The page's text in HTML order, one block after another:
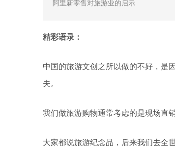
阿里新零售对旅游业的启示
精彩语录：
中国的旅游文创之所以做的不好，是
夫。
我们做旅游购物通常考虑的是现场直
大家都说旅游纪念品，后来我们去全